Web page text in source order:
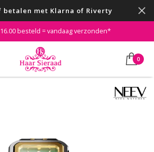
betalen met Klarna of Riverty
besteld = vandaag verzonden*
0